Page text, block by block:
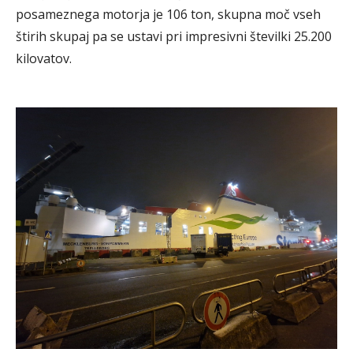
posameznega motorja je 106 ton, skupna moč vseh
štirih skupaj pa se ustavi pri impresivni številki 25.200
kilovatov.